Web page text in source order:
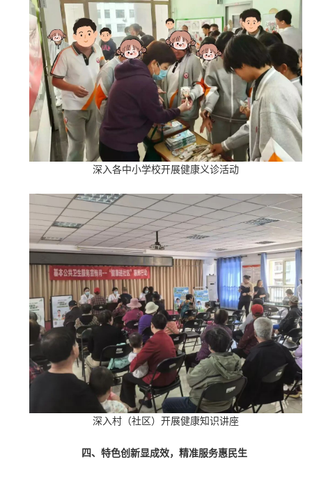
深入各中小学校开展健康义诊活动
深入村（社区）开展健康知识讲座
四、特色创新显成效，精准服务惠民生